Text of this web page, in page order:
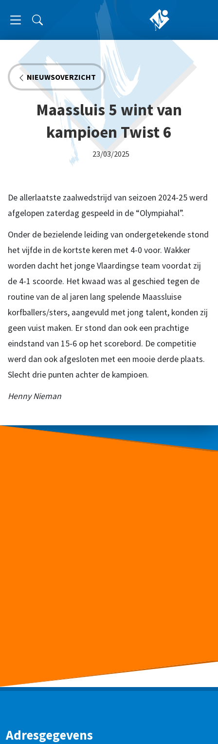
NIEUWSOVERZICHT
Maassluis 5 wint van
kampioen Twist 6
23/03/2025
De allerlaatste zaalwedstrijd van seizoen 2024-25 werd
afgelopen zaterdag gespeeld in de “Olympiahal”.
Onder de bezielende leiding van ondergetekende stond
het vijfde in de kortste keren met 4-0 voor. Wakker
worden dacht het jonge Vlaardingse team voordat zij
de 4-1 scoorde. Het kwaad was al geschied tegen de
routine van de al jaren lang spelende Maassluise
korfballers/sters, aangevuld met jong talent, konden zij
geen vuist maken. Er stond dan ook een prachtige
eindstand van 15-6 op het scorebord. De competitie
werd dan ook afgesloten met een mooie derde plaats.
Slecht drie punten achter de kampioen.
Henny Nieman
Adresgegevens